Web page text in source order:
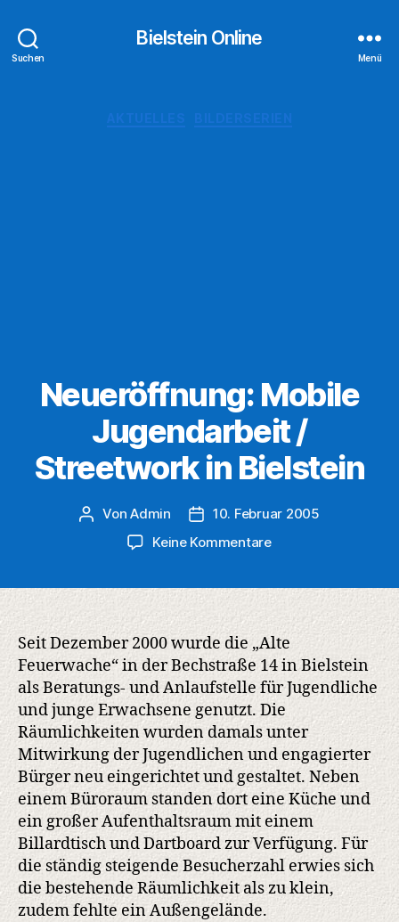
Suchen
Bielstein Online
Menü
Neueröffnung: Mobile
Jugendarbeit /
Streetwork in Bielstein
Beitragsautor
VonAdmin Veröffentlichungsdatum
10. Februar 2005
Keine Kommentarezu
Jugendarbeit
Streetwork
in
Bielstein
Seit Dezember 2000 wurde die „Alte
Feuerwache“ in der Bechstraße 14 in Bielstein
als Beratungs- und Anlaufstelle für Jugendliche
und junge Erwachsene genutzt. Die
Räumlichkeiten wurden damals unter
Mitwirkung der Jugendlichen und engagierter
Bürger neu eingerichtet und gestaltet. Neben
einem Büroraum standen dort eine Küche und
ein großer Aufenthaltsraum mit einem
Billardtisch und Dartboard zur Verfügung. Für
die ständig steigende Besucherzahl erwies sich
die bestehende Räumlichkeit als zu klein,
zudem fehlte ein Außengelände.